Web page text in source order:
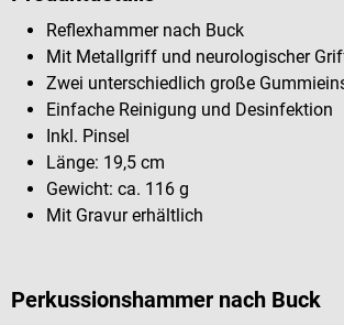
Reflexhammer nach Buck
Mit Metallgriff und neurologischer
Zwei unterschiedlich große
Einfache Reinigung und Desinfektion
Inkl. Pinsel
Länge: 19,5 cm
Gewicht: ca. 116 g
Mit Gravur erhältlich
Perkussionshammer nach Buck